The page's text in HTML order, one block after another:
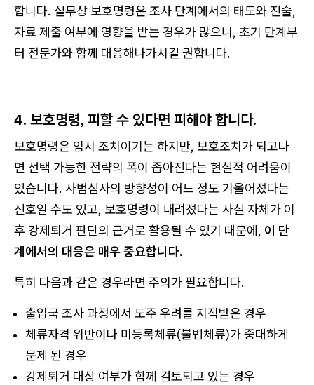
합니다. 실무상 보호명령은 조사 단계에서의 태도와 진술,
자료 제출 여부에 영향을 받는 경우가 많으니, 초기 단계부
터 전문가와 함께 대응해나가시길 권합니다.
4. 보호명령, 피할 수 있다면 피해야 합니다.
보호명령은 임시 조치이기는 하지만, 보호조치가 되고나
면 선택 가능한 전략의 폭이 좁아진다는 현실적 어려움이
있습니다. 사범심사의 방향성이 어느 정도 기울어졌다는
신호일 수도 있고, 보호명령이 내려졌다는 사실 자체가 이
후 강제퇴거 판단의 근거로 활용될 수 있기 때문에, 이 단
계에서의 대응은 매우 중요합니다.
특히 다음과 같은 경우라면 주의가 필요합니다.
출입국 조사 과정에서 도주 우려를 지적받은 경우
체류자격 위반이나 미등록체류(불법체류)가 중대하게
문제 된 경우
강제퇴거 대상 여부가 함께 검토되고 있는 경우